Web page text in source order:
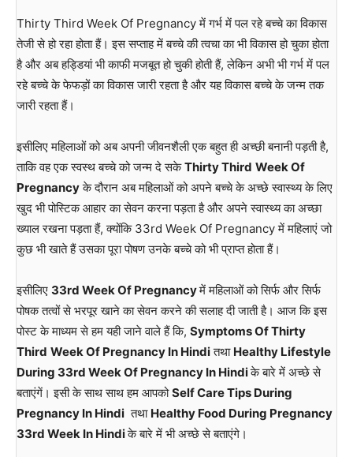
Thirty Third Week Of Pregnancy में गर्भ में पल रहे बच्चे का विकास
तेजी से हो रहा होता हैं। इस सप्ताह में बच्चे की त्वचा का भी विकास हो चुका होता
है और अब हड्डियां भी काफी मजबूत हो चुकी होती हैं, लेकिन अभी भी गर्भ में पल
रहे बच्चे के फेफड़ों का विकास जारी रहता है और यह विकास बच्चे के जन्म तक
जारी रहता हैं।
इसीलिए महिलाओं को अब अपनी जीवनशैली एक बहुत ही अच्छी बनानी पड़ती है,
ताकि वह एक स्वस्थ बच्चे को जन्म दे सकेThirty Third Week Of
Pregnancyके दौरान अब महिलाओं को अपने बच्चे के अच्छे स्वास्थ्य के लिए
खुद भी पोस्टिक आहार का सेवन करना पड़ता है और अपने स्वास्थ्य का अच्छा
ख्याल रखना पड़ता हैं, क्योंकि 33rd Week Of Pregnancy में महिलाएं जो
कुछ भी खाते हैं उसका पूरा पोषण उनके बच्चे को भी प्राप्त होता हैं।
इसीलिए 33rd Week Of Pregnancyमें महिलाओं को सिर्फ और सिर्फ
पोषक तत्वों से भरपूर खाने का सेवन करने की सलाह दी जाती है। आज कि इस
पोस्ट के माध्यम से हम यही जाने वाले हैं कि, Symptoms Of Thirty
Third Week Of Pregnancy In Hindiतथा Healthy Lifestyle
During 33rd Week Of Pregnancy In Hindiके बारे में अच्छे से
बताएंगें। इसी के साथ साथ हम आपकोSelf Care Tips During
Pregnancy In Hindi तथा Healthy Food During Pregnancy
33rd Week In Hindiके बारे में भी अच्छे से बताएंगे।